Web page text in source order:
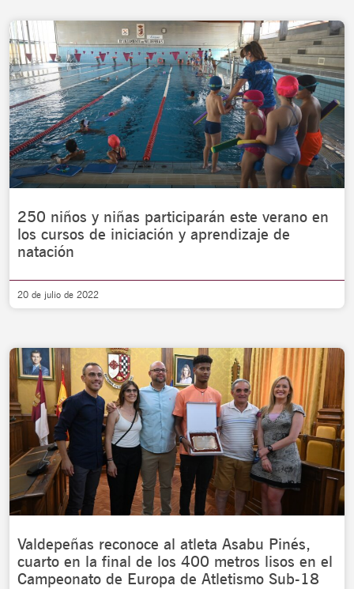
250 niños y niñas participarán este verano en
los cursos de iniciación y aprendizaje de
natación
20 de julio de 2022
Valdepeñas reconoce al atleta Asabu Pinés,
cuarto en la final de los 400 metros lisos en el
Campeonato de Europa de Atletismo Sub-18